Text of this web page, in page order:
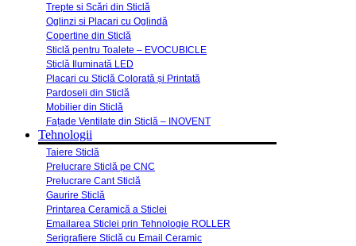
Trepte si Scări din Sticlă
Oglinzi si Placari cu Oglindă
Copertine din Sticlă
Sticlă pentru Toalete – EVOCUBICLE
Sticlă Iluminată LED
Placari cu Sticlă Colorată și Printată
Pardoseli din Sticlă
Mobilier din Sticlă
Fațade Ventilate din Sticlă – INOVENT
Tehnologii
Taiere Sticlă
Prelucrare Sticlă pe CNC
Prelucrare Cant Sticlă
Gaurire Sticlă
Printarea Ceramică a Sticlei
Emailarea Sticlei prin Tehnologie ROLLER
Serigrafiere Sticlă cu Email Ceramic